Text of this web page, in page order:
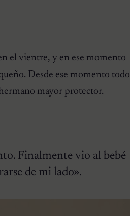
el vientre, y en ese momento
Desde ese momento todo
mayor protector.
Finalmente vio al bebé
de mi lado».